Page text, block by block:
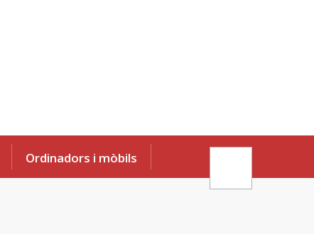
Ordinadors i mòbils